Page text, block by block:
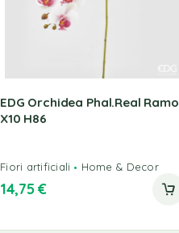
EDG Orchidea Phal.Real Ramo
X10 H86
Fiori artificiali Home & Decor
14,75€